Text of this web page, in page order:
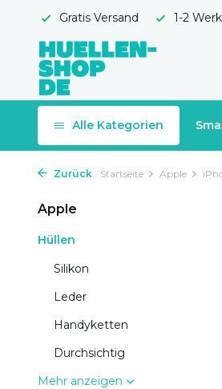
Gratis Versand 1-2
Alle Kategorien
Zurück Startseite Apple
Apple
Hüllen
Silikon
Leder
Handyketten
Durchsichtig
Mehr anzeigen